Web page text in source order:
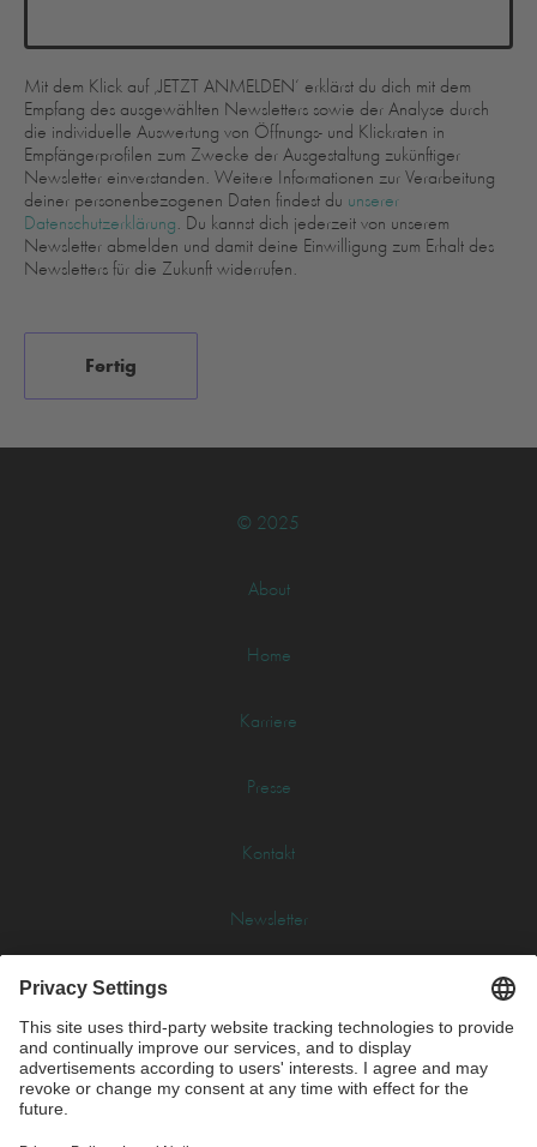
Mit dem Klick auf ‚JETZT ANMELDEN‘ erklärst du dich mit dem
Empfang des ausgewählten Newsletters sowie der Analyse durch
die individuelle Auswertung von Öffnungs- und Klickraten in
Empfängerprofilen zum Zwecke der Ausgestaltung zukünftiger
Newsletter einverstanden. Weitere Informationen zur Verarbeitung
deiner personenbezogenen Daten findest du unserer
Datenschutzerklärung. Du kannst dich jederzeit von unserem
Newsletter abmelden und damit deine Einwilligung zum Erhalt des
Newsletters für die Zukunft widerrufen.
© 2025
About
Home
Karriere
Presse
Kontakt
Newsletter
Impressum